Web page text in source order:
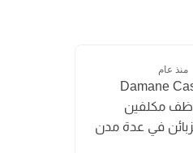
منذ عام
Damane
مكلفين
في عدة مدن